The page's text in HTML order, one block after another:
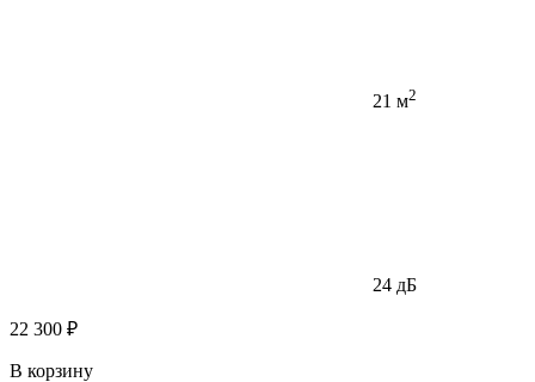
21 м2
24 дБ
22 300 ₽
В корзину